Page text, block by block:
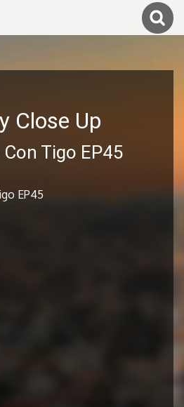
Close Up
Tigo EP45
EP45